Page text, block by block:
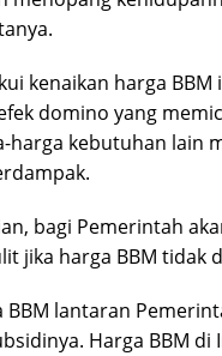
kenaikan harga BBM
domino yang
harga kebutuhan lain
bagi Pemerintah
jika harga BBM tidak
BBM lantaran
Harga BBM di